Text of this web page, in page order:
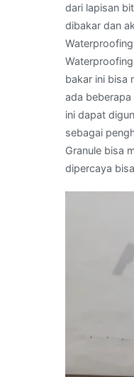
dari lapisan
dibakar dan
bakar ini bisa
ada
ini dapat
sebagai
Granule bisa
dipercaya